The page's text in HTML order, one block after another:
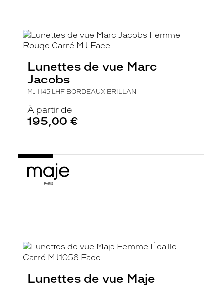
Lunettes de vue Marc
Jacobs
MJ 1145 LHF BORDEAUX BRILLAN
À partir de
195,00 €
Lunettes de vue Maje